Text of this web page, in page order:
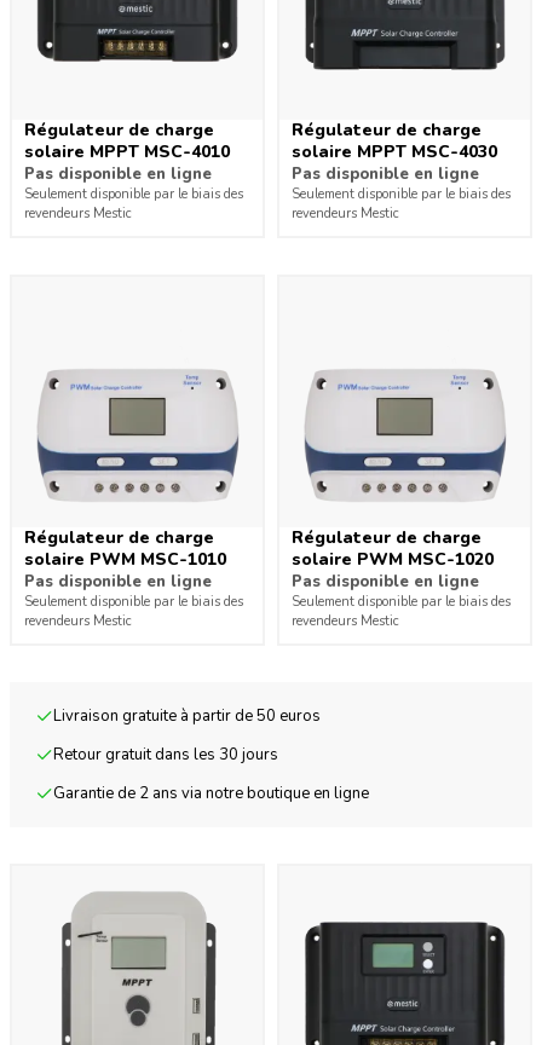
Régulateur de charge
solaire MPPT MSC-4010
Pas disponible en ligne
Seulement disponible par le biais des
revendeurs Mestic
Régulateur de charge
solaire MPPT MSC-4030
Pas disponible en ligne
Seulement disponible par le biais des
revendeurs Mestic
Régulateur de charge
solaire PWM MSC-1010
Pas disponible en ligne
Seulement disponible par le biais des
revendeurs Mestic
Régulateur de charge
solaire PWM MSC-1020
Pas disponible en ligne
Seulement disponible par le biais des
revendeurs Mestic
Livraison gratuite à partir de 50 euros
Retour gratuit dans les 30 jours
Garantie de 2 ans via notre boutique en ligne